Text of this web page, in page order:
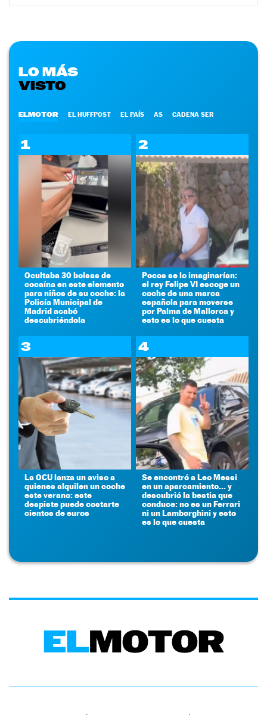
LO MÁS
VISTO
ELMOTOR EL HUFFPOST EL PAÍS AS CADENA SER
1
Ocultaba 30 bolsas de
cocaína en este elemento
para niños de su coche: la
Policía Municipal de
Madrid acabó
descubriéndola
2
Pocos se lo imaginarían:
el rey Felipe VI escoge un
coche de una marca
española para moverse
por Palma de Mallorca y
esto es lo que cuesta
3
La OCU lanza un aviso a
quienes alquilen un coche
este verano: este
despiste puede costarte
cientos de euros
4
Se encontró a Leo Messi
en un aparcamiento... y
descubrió la bestia que
conduce: no es un Ferrari
ni un Lamborghini y esto
es lo que cuesta